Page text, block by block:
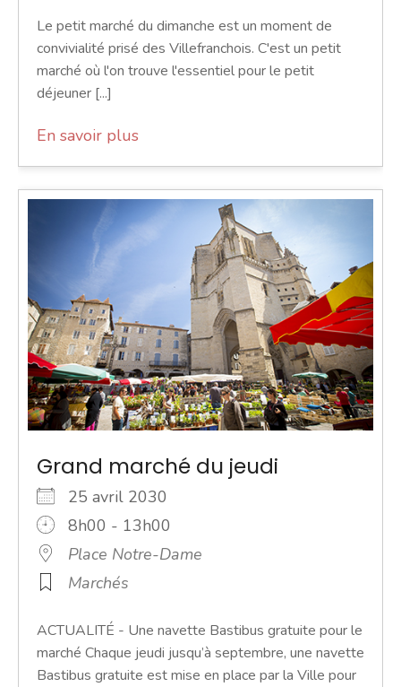
Le petit marché du dimanche est un moment de
convivialité prisé des Villefranchois. C'est un petit
marché où l'on trouve l'essentiel pour le petit
déjeuner [...]
En savoir plus
Grand marché du jeudi
25 avril 2030
8h00 - 13h00
Place Notre-Dame
Marchés
ACTUALITÉ - Une navette Bastibus gratuite pour le
marché Chaque jeudi jusqu’à septembre, une navette
Bastibus gratuite est mise en place par la Ville pour